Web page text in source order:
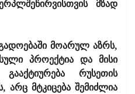
მზად
მოარულ აზრს,
პროექტია და მისი
რუსეთის
არც მტკიცება შემიძლია